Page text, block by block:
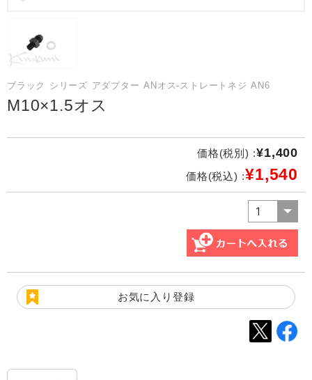
ブラック シリーズ アダプター ANオス-ストレートネジ AN6
M10×1.5オス
価格(税別) :¥1,400
価格(税込) :¥1,540
お気に入り登録